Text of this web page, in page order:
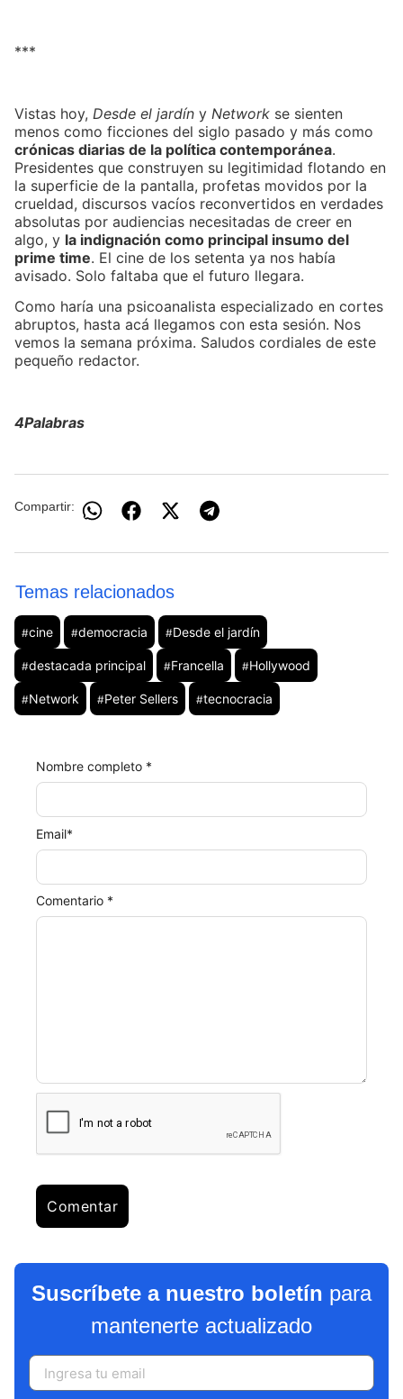
***
Vistas hoy, Desde el jardín y Network se sienten
menos como ficciones del siglo pasado y más como
crónicas diarias de la política contemporánea.
Presidentes que construyen su legitimidad flotando en
la superficie de la pantalla, profetas movidos por la
crueldad, discursos vacíos reconvertidos en verdades
absolutas por audiencias necesitadas de creer en
algo, y la indignación como principal insumo del
prime time. El cine de los setenta ya nos había
avisado. Solo faltaba que el futuro llegara.
Como haría una psicoanalista especializado en cortes
abruptos, hasta acá llegamos con esta sesión. Nos
vemos la semana próxima. Saludos cordiales de este
pequeño redactor.
4Palabras
Compartir:
Temas relacionados
#cine #democracia #Desde el jardín
#destacada principal #Francella #Hollywood
#Network #Peter Sellers #tecnocracia
Comentario *
Nombre completo *
Email*
Suscríbete a nuestro boletín para
mantenerte actualizado